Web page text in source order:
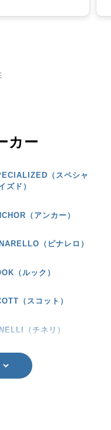
カー
（スペシャ
ズド）
（アンカー）
（ピナレロ）
（ルック）
（スコット）
（チネリ）